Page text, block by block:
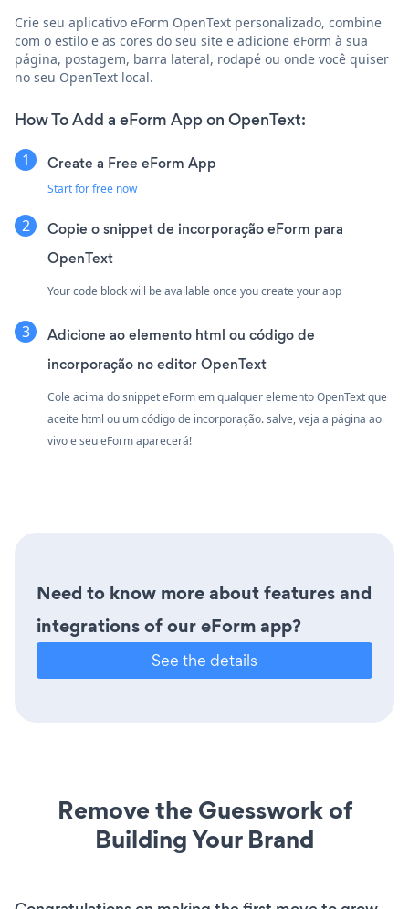
Crie seu aplicativo eForm OpenText personalizado, combine
com o estilo e as cores do seu site e adicione eForm à sua
página, postagem, barra lateral, rodapé ou onde você quiser
no seu OpenText local.
How To Add a eForm App on OpenText:
Create a Free eForm App
Start for free now
Copie o snippet de incorporação eForm para
OpenText
Your code block will be available once you create your app
Adicione ao elemento html ou código de
incorporação no editor OpenText
Cole acima do snippet eForm em qualquer elemento OpenText que
aceite html ou um código de incorporação. salve, veja a página ao
vivo e seu eForm aparecerá!
Need to know more about features and
integrations of our eForm app?
See the details
Remove the Guesswork of
Building Your Brand